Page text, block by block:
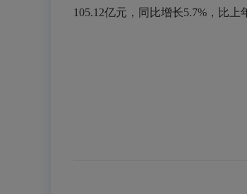
105.12亿元，同比增长5.7%，比